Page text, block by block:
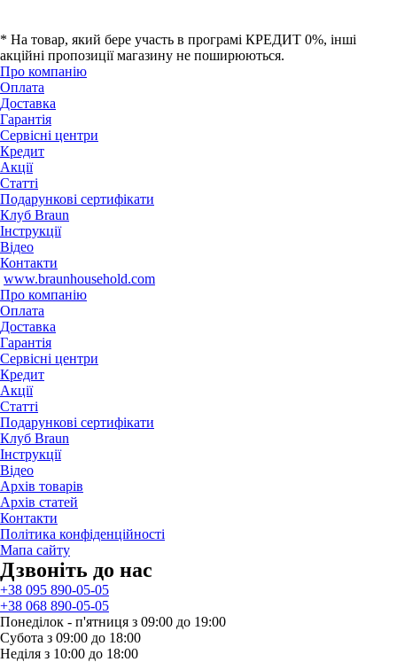
* На товар, який бере участь в програмі КРЕДИТ 0%, інші
акційні пропозиції магазину не поширюються.
Про компанію
Оплата
Доставка
Гарантія
Сервісні центри
Кредит
Акції
Статті
Подарункові сертифікати
Клуб Braun
Iнструкції
Відео
Контакти
www.braunhousehold.com
Про компанію
Оплата
Доставка
Гарантія
Сервісні центри
Кредит
Акції
Статті
Подарункові сертифікати
Клуб Braun
Iнструкції
Відео
Архів товарів
Архів статей
Контакти
Політика конфіденційності
Мапа сайту
Дзвонiть до нас
+38 095 890-05-05
+38 068 890-05-05
Понеділок - п'ятниця з 09:00 до 19:00
Субота з 09:00 до 18:00
Неділя з 10:00 до 18:00